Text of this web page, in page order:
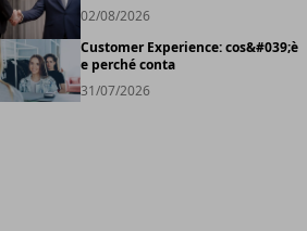
02/08/2026
Customer Experience: cos&#039;è
e perché conta
31/07/2026